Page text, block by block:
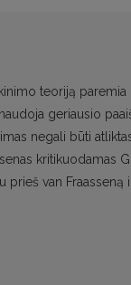
teoriją
geriausio
negali būti
kritikuodamas
van Fraasseną